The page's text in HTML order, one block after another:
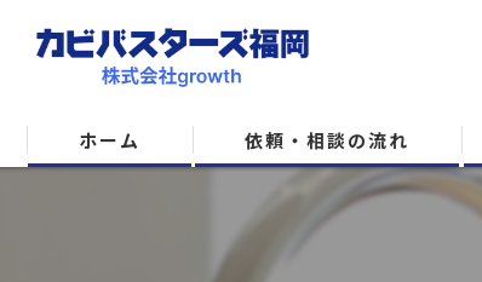
ホーム 依頼・相談の流れ